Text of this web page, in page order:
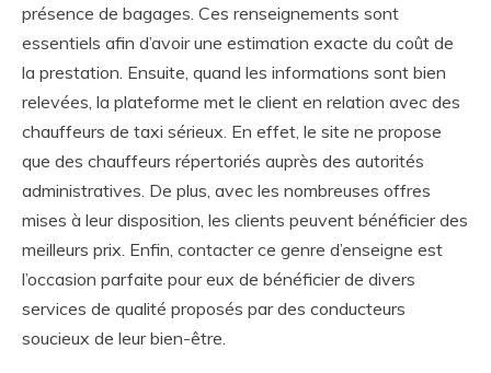
présence de bagages. Ces renseignements sont
essentiels afin d’avoir une estimation exacte du coût de
la prestation. Ensuite, quand les informations sont bien
relevées, la plateforme met le client en relation avec des
chauffeurs de taxi sérieux. En effet, le site ne propose
que des chauffeurs répertoriés auprès des autorités
administratives. De plus, avec les nombreuses offres
mises à leur disposition, les clients peuvent bénéficier des
meilleurs prix. Enfin, contacter ce genre d’enseigne est
l’occasion parfaite pour eux de bénéficier de divers
services de qualité proposés par des conducteurs
soucieux de leur bien-être.